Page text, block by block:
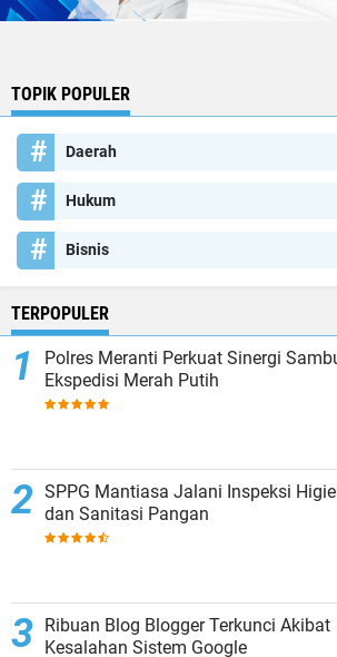
TOPIK POPULER
Daerah
Hukum
Bisnis
TERPOPULER
Polres Meranti Perkuat Sinergi
Ekspedisi Merah Putih
SPPG Mantiasa Jalani Inspeksi
dan Sanitasi Pangan
Ribuan Blog Blogger Terkunci Akibat
Kesalahan Sistem Google